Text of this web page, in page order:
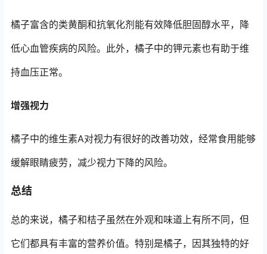
橘子富含的类黄酮和抗氧化剂能有效降低胆固醇水平，降
低心血管疾病的风险。此外，橘子中的钾元素也有助于维
持血压正常。
增强视力
橘子中的维生素A对视力有很好的改善功效，经常食用能够
缓解眼睛疲劳，减少视力下降的风险。
总结
总的来说，橘子和桔子虽然在外观和味道上有所不同，但
它们都具有丰富的营养价值。特别是橘子，因其独特的好